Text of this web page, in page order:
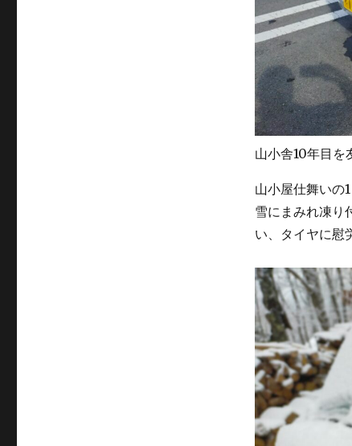
山小舎10年目を
山小屋仕舞いの1
雪にまみれ凍り
い、タイヤに慰